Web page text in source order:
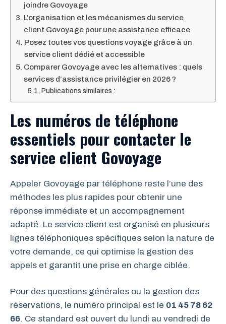
joindre Govoyage
L’organisation et les mécanismes du service
client Govoyage pour une assistance efficace
Posez toutes vos questions voyage grâce à un
service client dédié et accessible
Comparer Govoyage avec les alternatives : quels
services d’assistance privilégier en 2026 ?
Publications similaires :
Les numéros de téléphone
essentiels pour contacter le
service client Govoyage
Appeler Govoyage par téléphone reste l’une des
méthodes les plus rapides pour obtenir une
réponse immédiate et un accompagnement
adapté. Le service client est organisé en plusieurs
lignes téléphoniques spécifiques selon la nature de
votre demande, ce qui optimise la gestion des
appels et garantit une prise en charge ciblée.
Pour des questions générales ou la gestion des
réservations, le numéro principal est le 01 45 78 62
66. Ce standard est ouvert du lundi au vendredi de